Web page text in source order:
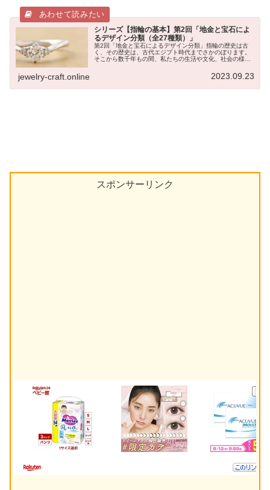
シリーズ【指輪の基本】第2回「地金と宝石によ
るデザイン分類（全27種類）」
第2回「地金と宝石によるデザイン分類」指輪の歴史は古
く、その歴史は、古代エジプト時代までさかのぼります。
そこから数千年もの間、私たちの生活や文化、社会の様相
jewelry-craft.online 2023.09.23
スポンサーリンク